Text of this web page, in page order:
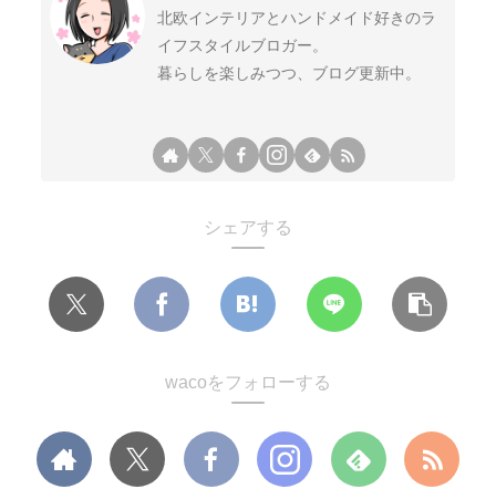
北欧インテリアとハンドメイド好きのラ
イフスタイルブロガー。
暮らしを楽しみつつ、ブログ更新中。
シェアする
wacoをフォローする